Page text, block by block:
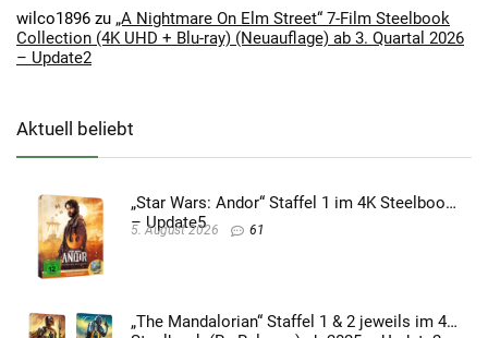
wilco1896 zu „A Nightmare On Elm Street“ 7-Film Steelbook
Collection (4K UHD + Blu-ray) (Neuauflage) ab 3. Quartal 2026
– Update2
Aktuell beliebt
„Star Wars: Andor“ Staffel 1 im 4K Steelbook
– Update5
5. August 2026 61
„The Mandalorian“ Staffel 1 & 2 jeweils im 4K